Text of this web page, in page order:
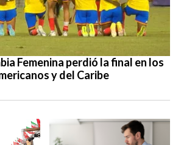
Femenina perdió la final en los
y del Caribe